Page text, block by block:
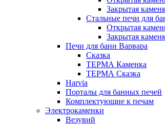
Закрытая
Стальные печи для
Открытая
Закрытая
Печи для бани Варвара
Сказка
ТЕРМА Каменка
ТЕРМА Сказка
Harvia
Порталы для банных печей
Комплектующие к печам
Электрокаменки
Везувий